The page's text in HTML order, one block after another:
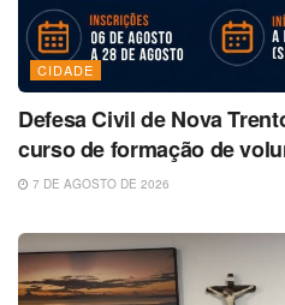
CIDADE
Defesa Civil de Nova
curso de formação de
7 DE AGOSTO DE 2026